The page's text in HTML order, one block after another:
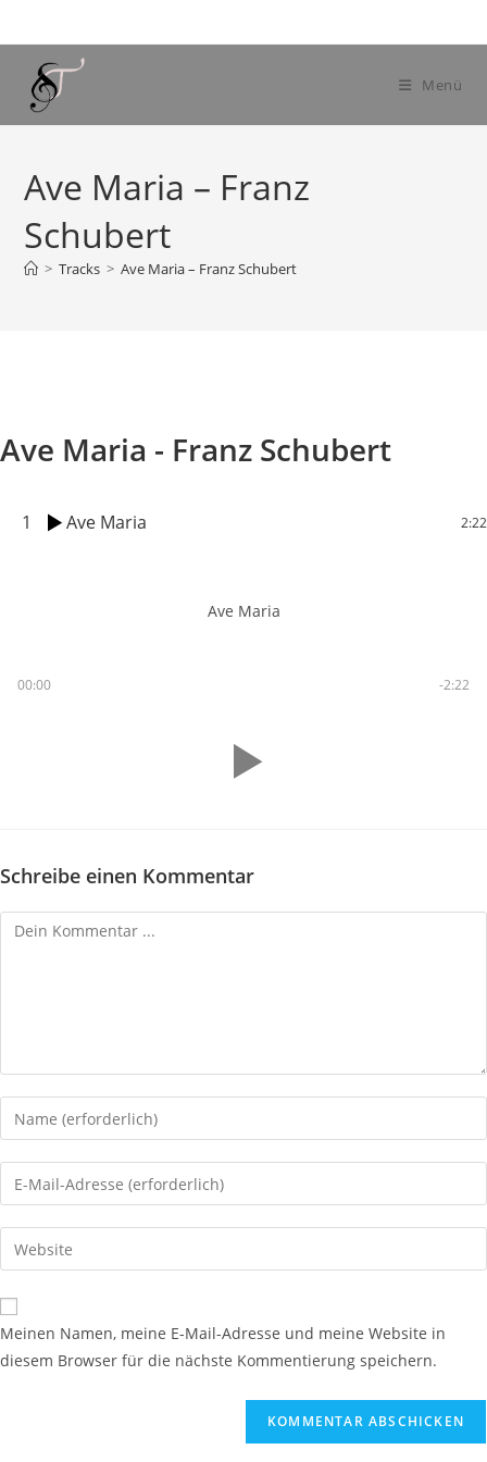
Inhalt
springen
Menü
Ave Maria – Franz
Schubert
> Tracks > Ave Maria – Franz Schubert
Ave Maria - Franz Schubert
1 Ave Maria 2:22
Ave Maria
00:00 -2:22
Schreibe einen Kommentar
Kommentieren
Gib
deinen
Namen
oder
zum
Kommentieren
ein
Gib
deine
E-
Mail-
zum
Kommentieren
ein
Gib
deine
Website-
URL
Meinen Namen, meine E-Mail-Adresse und meine Website in
diesem Browser für die nächste Kommentierung speichern.